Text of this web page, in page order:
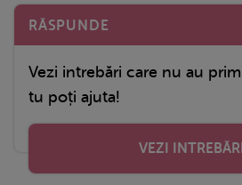
RĂSPUNDE
Vezi intrebări care nu au
tu poți ajuta!
VEZI